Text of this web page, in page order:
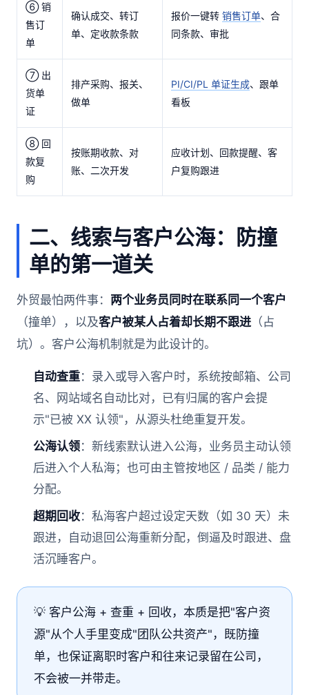
⑥ 销
售订
单
确认成交、转订
单、定收款条款
报价一键转 销售订单、合
同条款、审批
⑦ 出
货单
证
排产采购、报关、
做单
PI/CI/PL 单证生成、跟单
看板
⑧ 回
款复
购
按账期收款、对
账、二次开发
应收计划、回款提醒、客
户复购跟进
二、线索与客户公海：防撞
单的第一道关
外贸最怕两件事： 两个业务员同时在联系同一个客户
（撞单），以及客户被某人占着却长期不跟进 （占
坑）。客户公海机制就是为此设计的。
自动查重：录入或导入客户时，系统按邮箱、公司
名、网站域名自动比对，已有归属的客户会提
示"已被 XX 认领"，从源头杜绝重复开发。
公海认领：新线索默认进入公海，业务员主动认领
后进入个人私海；也可由主管按地区 / 品类 / 能力
分配。
超期回收：私海客户超过设定天数（如 30 天）未
跟进，自动退回公海重新分配，倒逼及时跟进、盘
活沉睡客户。
💡 客户公海 + 查重 + 回收，本质是把"客户资
源"从个人手里变成"团队公共资产"，既防撞
单，也保证离职时客户和往来记录留在公司，
不会被一并带走。